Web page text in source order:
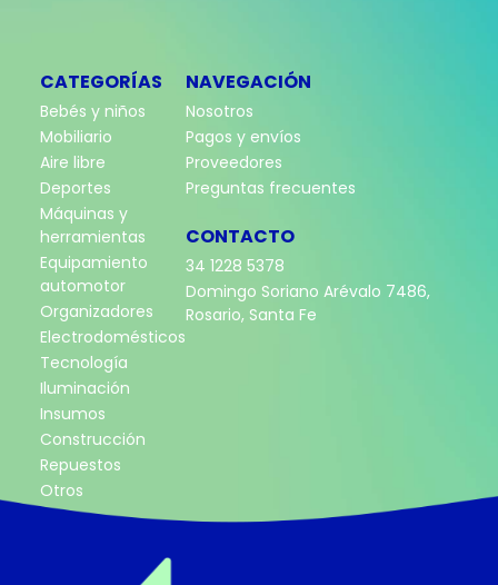
CATEGORÍAS
Bebés y niños
Mobiliario
Aire libre
Deportes
Máquinas y
herramientas
Equipamiento
automotor
Organizadores
Electrodomésticos
Tecnología
Iluminación
Insumos
Construcción
Repuestos
Otros
NAVEGACIÓN
Nosotros
Pagos y envíos
Proveedores
Preguntas frecuentes
CONTACTO
34 1228 5378
Domingo Soriano Arévalo 7486,
Rosario, Santa Fe